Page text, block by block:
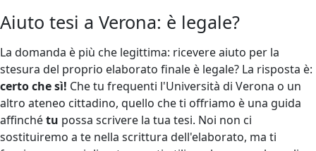
Aiuto tesi a Verona: è legale?
La domanda è più che legittima: ricevere aiuto per la
stesura del proprio elaborato finale è legale? La risposta è:
certo che sì! Che tu frequenti l'Università di Verona o un
altro ateneo cittadino, quello che ti offriamo è una guida
affinchétu possa scrivere la tua tesi. Noi non ci
sostituiremo a te nella scrittura dell'elaborato, ma ti